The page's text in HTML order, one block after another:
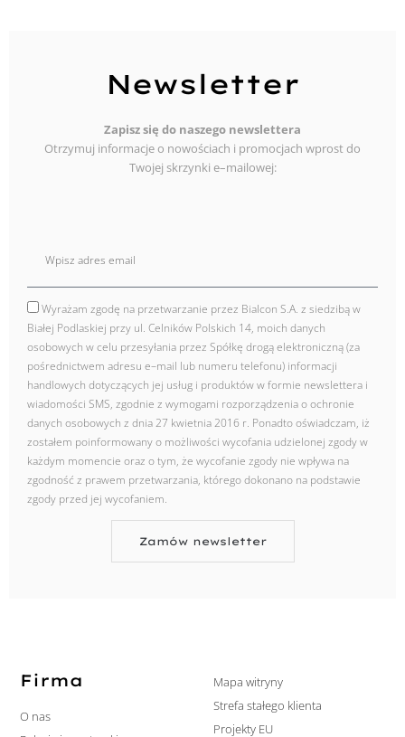
Newsletter
Zapisz się do naszego newslettera
Otrzymuj informacje o nowościach i promocjach wprost do
Twojej skrzynki e–mailowej:
zgodaWyrażam zgodę na przetwarzanie przez Bialcon S.A. z siedzibą w
Białej Podlaskiej przy ul. Celników Polskich 14, moich danych
osobowych w celu przesyłania przez Spółkę drogą elektroniczną (za
pośrednictwem adresu e–mail lub numeru telefonu) informacji
handlowych dotyczących jej usług i produktów w formie newslettera i
wiadomości SMS, zgodnie z wymogami rozporządzenia o ochronie
danych osobowych z dnia 27 kwietnia 2016 r. Ponadto oświadczam, iż
zostałem poinformowany o możliwości wycofania udzielonej zgody w
każdym momencie oraz o tym, że wycofanie zgody nie wpływa na
zgodność z prawem przetwarzania, którego dokonano na podstawie
zgody przed jej wycofaniem.
Zamów newsletter
Firma
O nas
Mapa witryny
Strefa stałego klienta
Projekty EU